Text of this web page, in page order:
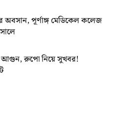
অবসান, পূর্ণাঙ্গ মেডিকেল কলেজ
আগুন, রুপো নিয়ে সুখবর!